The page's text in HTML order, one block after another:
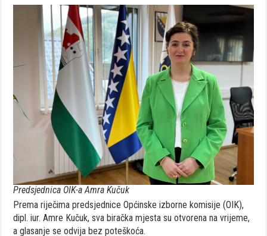
Predsjednica OIK-a Amra Kučuk
Prema riječima predsjednice Općinske izborne komisije (OIK),
dipl. iur. Amre Kučuk, sva biračka mjesta su otvorena na vrijeme,
a glasanje se odvija bez poteškoća.